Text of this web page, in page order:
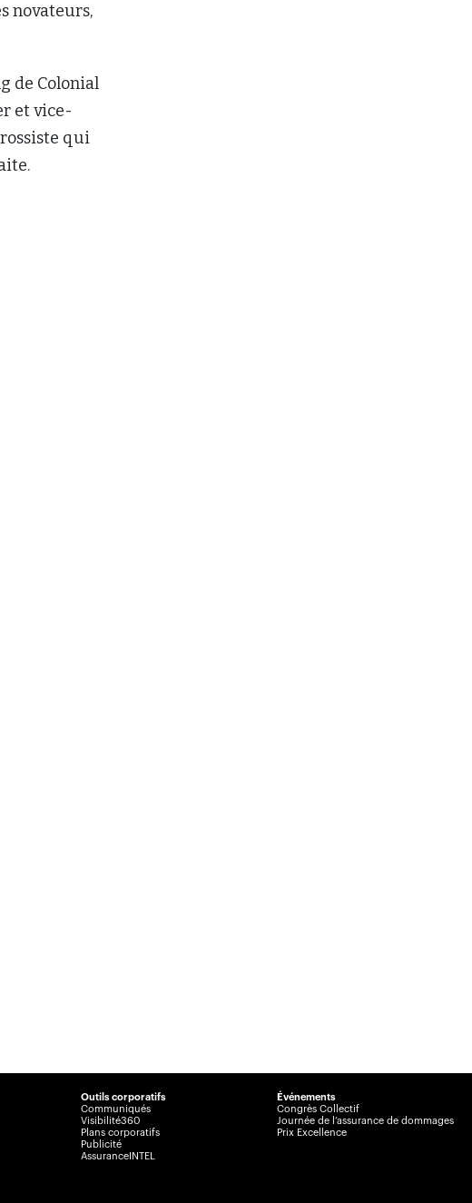
novateurs,
de Colonial
et vice-
qui
Outils corporatifs
Communiqués
Visibilité360
Plans corporatifs
Publicité
AssuranceINTEL
Événements
Congrès Collectif
Journée de l’assurance de dommages
Prix Excellence